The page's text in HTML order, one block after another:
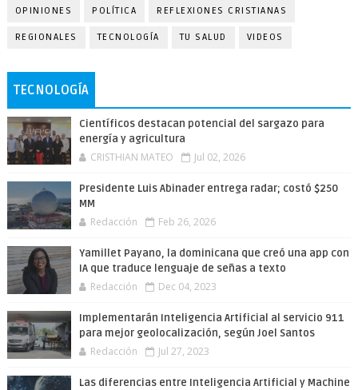
OPINIONES POLÍTICA REFLEXIONES CRISTIANAS
REGIONALES TECNOLOGÍA TU SALUD VIDEOS
TECNOLOGÍA
Científicos destacan potencial del sargazo para
energía y agricultura
CRISTHIAN MATEO Jul 02, 2026
Presidente Luis Abinader entrega radar; costó $250
MM
Redacción Feb 26, 2026
Yamillet Payano, la dominicana que creó una app con
IA que traduce lenguaje de señas a texto
Redacción Dec 04, 2023
Implementarán Inteligencia Artificial al servicio 911
para mejor geolocalización, según Joel Santos
Redacción Jul 27, 2023
Las diferencias entre Inteligencia Artificial y Machine